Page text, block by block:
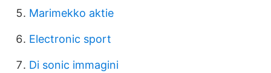
Marimekko aktie
Electronic sport
Di sonic immagini